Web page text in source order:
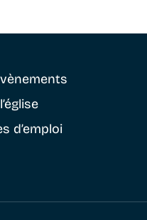
l’église
d’emploi